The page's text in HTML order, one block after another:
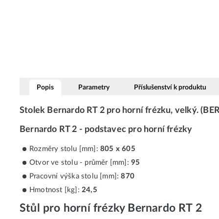
Popis Parametry Příslušenství k produktu
Stolek Bernardo RT 2 pro horní frézku, velký.
Bernardo RT 2 - podstavec pro horní frézky
Rozměry stolu [mm]: 805 x 605
Otvor ve stolu - průměr [mm]: 95
Pracovní výška stolu [mm]:870
Hmotnost [kg]: 24,5
Stůl pro horní frézky Bernardo RT 2